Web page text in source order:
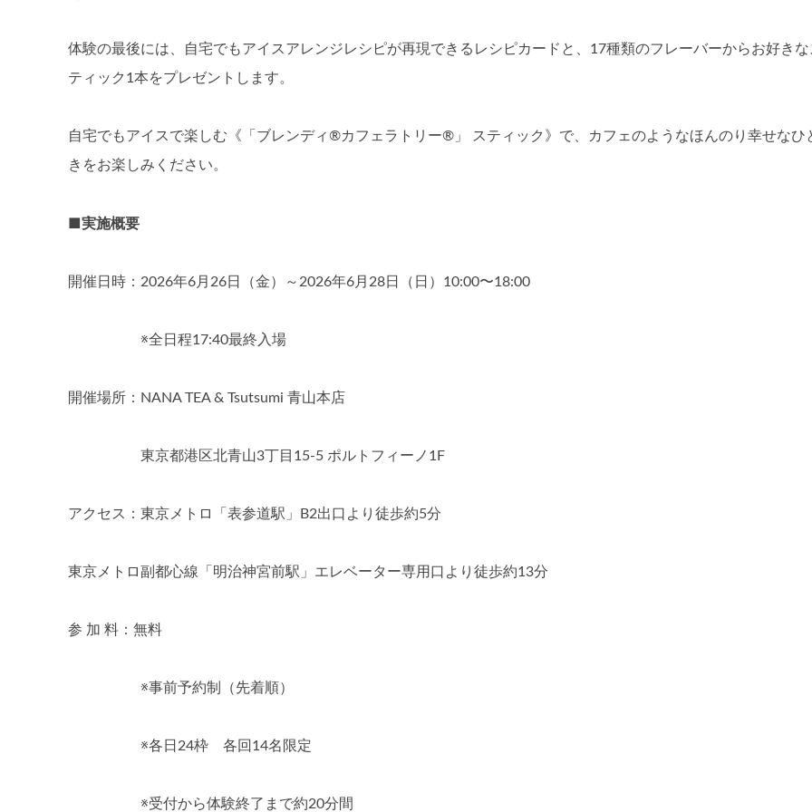
体験の最後には、自宅でもアイスアレンジレシピが再現できるレシピカードと、17種類のフレーバーからお好きな
ティック1本をプレゼントします。
自宅でもアイスで楽しむ《「ブレンディ®カフェラトリー®」 スティック》で、カフェのようなほんのり幸せなひ
きをお楽しみください。
■実施概要
開催日時：2026年6月26日（金）～2026年6月28日（日）10:00〜18:00
※全日程17:40最終入場
開催場所：NANA TEA & Tsutsumi 青山本店
東京都港区北青山3丁目15-5 ポルトフィーノ1F
アクセス：東京メトロ「表参道駅」B2出口より徒歩約5分
東京メトロ副都心線「明治神宮前駅」エレベーター専用口より徒歩約13分
参 加 料：無料
※事前予約制（先着順）
※各日24枠 各回14名限定
※受付から体験終了まで約20分間